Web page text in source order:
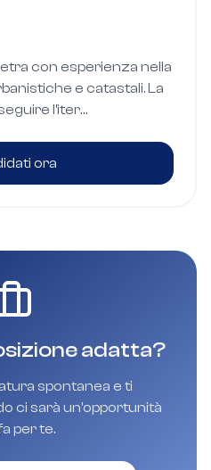
con esperienza nella
e catastali. La
l'iter
ora
adatta?
spontanea e ti
ci sarà un'opportunità
per te.